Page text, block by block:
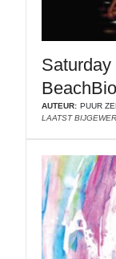
AUTEUR: PUUR
LAATST